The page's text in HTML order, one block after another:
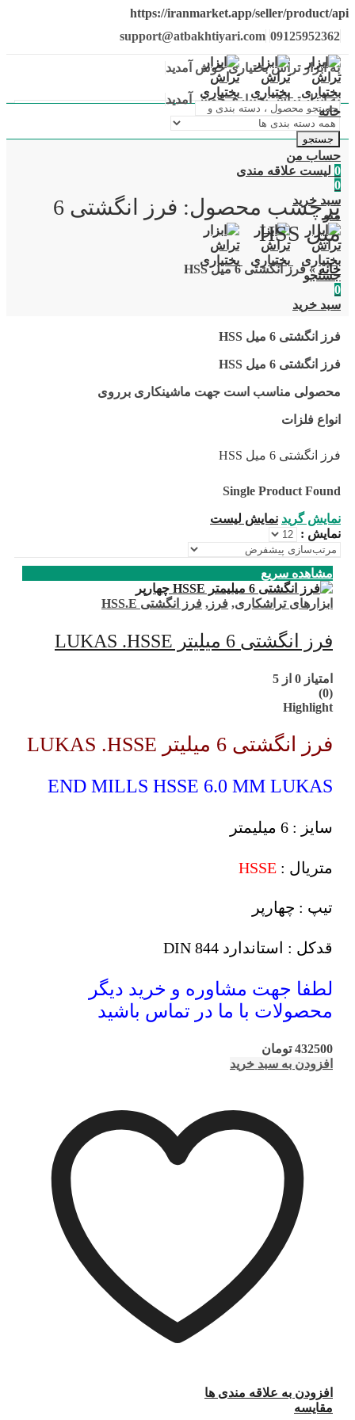
https://iranmarket.app/seller/product/api
support@atbakhtiyari.com 09125952362
به ابزار تراش بختیاری خوش آمدید
به ابزار تراش بختیاری خوش آمدید
جستجو
حساب من
0 لیست علاقه مندی
0
سبد خرید
منو
جستجو
0
سبد خرید
خانه
برچسب محصول: فرز انگشتی 6
میل HSS
خانه»فرز انگشتی 6 میل HSS
فرز انگشتی 6 میل HSS
فرز انگشتی 6 میل HSS
محصولی مناسب است جهت ماشینکاری برروی
انواع فلزات
فرز انگشتی 6 میل HSS
Single Product Found
نمایش گرید نمایش لیست
نمایش :
مشاهده سریع
ابزارهای تراشکاری, فرز , فرز انگشتی HSS.E
فرز انگشتی 6 میلیتر LUKAS .HSSE
امتیاز 0 از 5
(0)
Highlight
فرز انگشتی 6 میلیتر LUKAS .HSSE
END MILLS HSSE 6.0 MM LUKAS
سایز : 6 میلیمتر
متریال : HSSE
تیپ : چهارپر
قدکل : استاندارد DIN 844
لطفا جهت مشاوره و خرید دیگر
محصولات با ما در تماس باشید
432500 تومان
افزودن به سبد خرید
افزودن به علاقه مندی ها
مقایسه